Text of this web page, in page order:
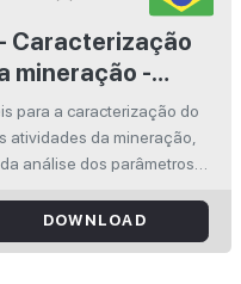
mineração -
para a caracterização do
atividades da mineração,
análise dos parâmetros
DOWNLOAD